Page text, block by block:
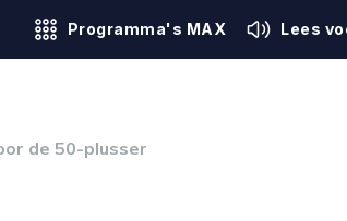
Programma's MAX Lees
de 50-plusser